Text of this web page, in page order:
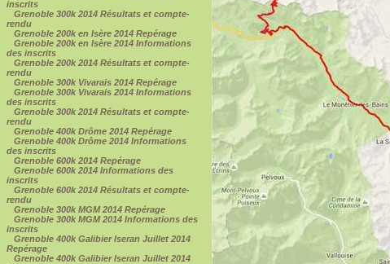
inscrits
Grenoble 300k 2014 Résultats et compte-
rendu
Grenoble 200k en Isère 2014 Repérage
Grenoble 200k en Isère 2014 Informations
des inscrits
Grenoble 200k 2014 Résultats et compte-
rendu
Grenoble 300k Vivarais 2014 Repérage
Grenoble 300k Vivarais 2014 Informations
des inscrits
Grenoble 300k 2014 Résultats et compte-
rendu
Grenoble 400k Drôme 2014 Repérage
Grenoble 400k Drôme 2014 Informations
des inscrits
Grenoble 600k 2014 Repérage
Grenoble 600k 2014 Informations des
inscrits
Grenoble 600k 2014 Résultats et compte-
rendu
Grenoble 300k MGM 2014 Repérage
Grenoble 300k MGM 2014 Informations des
inscrits
Grenoble 400k Galibier Iseran Juillet 2014
Repérage
Grenoble 400k Galibier Iseran Juillet 2014